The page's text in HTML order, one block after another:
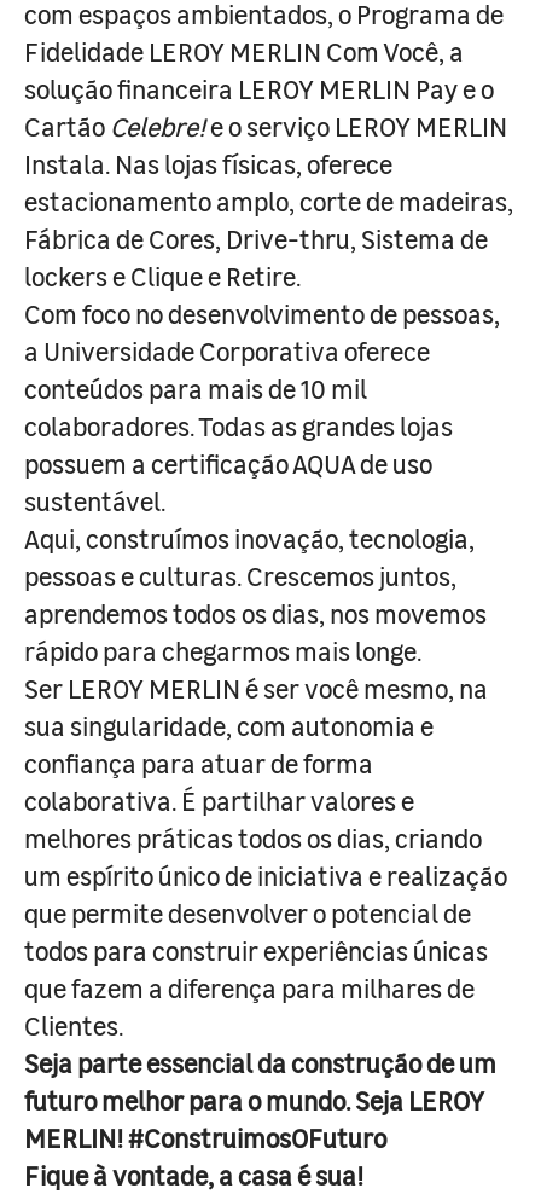
com espaços ambientados, o Programa de
Fidelidade LEROY MERLIN Com Você, a
solução financeira LEROY MERLIN Pay e o
Cartão Celebre!e o serviço LEROY MERLIN
Instala. Nas lojas físicas, oferece
estacionamento amplo, corte de madeiras,
Fábrica de Cores, Drive-thru, Sistema de
lockers e Clique e Retire.
Com foco no desenvolvimento de pessoas,
a Universidade Corporativa oferece
conteúdos para mais de 10 mil
colaboradores. Todas as grandes lojas
possuem a certificação AQUA de uso
sustentável.
Aqui, construímos inovação, tecnologia,
pessoas e culturas. Crescemos juntos,
aprendemos todos os dias, nos movemos
rápido para chegarmos mais longe.
Ser LEROY MERLIN é ser você mesmo, na
sua singularidade, com autonomia e
confiança para atuar de forma
colaborativa. É partilhar valores e
melhores práticas todos os dias, criando
um espírito único de iniciativa e realização
que permite desenvolver o potencial de
todos para construir experiências únicas
que fazem a diferença para milhares de
Clientes.
Seja parte essencial da construção de um
futuro melhor para o mundo. Seja LEROY
MERLIN! #ConstruimosOFuturo
Fique à vontade, a casa é sua!